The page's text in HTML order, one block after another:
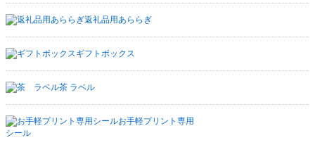
返礼品用あららぎ
ギフトボックス
茶 ラベル
お手軽プリント専用
シール